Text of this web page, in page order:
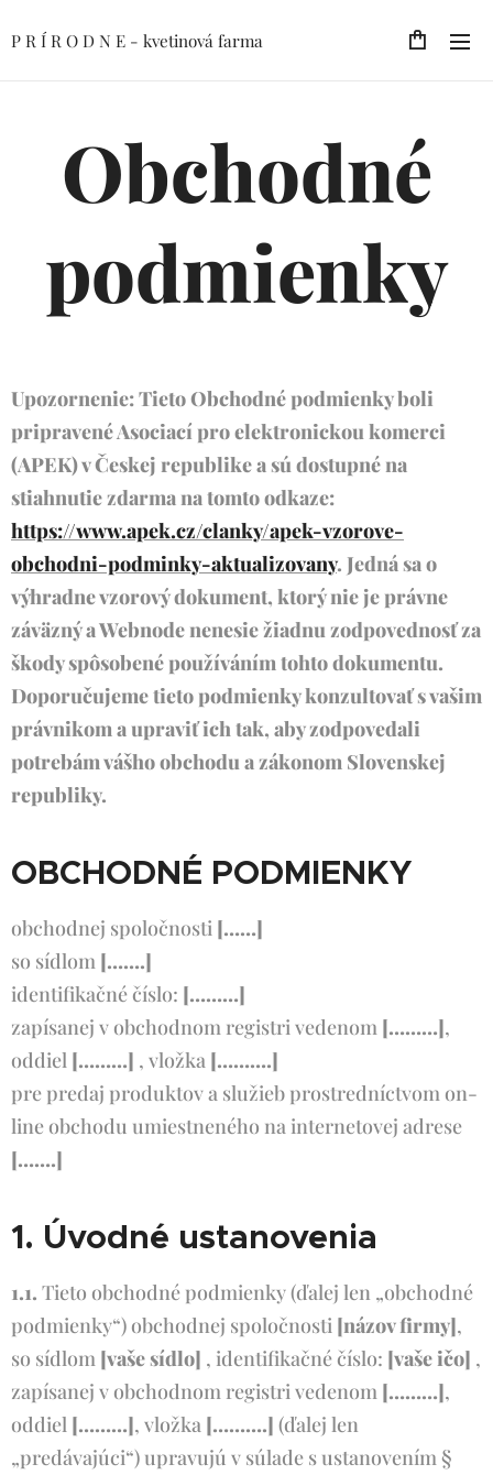
P R Í R O D N E - kvetinová farma
Obchodné
podmienky
Upozornenie: Tieto Obchodné podmienky boli
pripravené Asociací pro elektronickou komerci
(APEK) v Českej republike a sú dostupné na
stiahnutie zdarma na tomto odkaze:
https://www.apek.cz/clanky/apek-vzorove-
obchodni-podminky-aktualizovany. Jedná sa o
výhradne vzorový dokument, ktorý nie je právne
záväzný a Webnode nenesie žiadnu zodpovednosť za
škody spôsobené používáním tohto dokumentu.
Doporučujeme tieto podmienky konzultovať s vašim
právnikom a upraviť ich tak, aby zodpovedali
potrebám vášho obchodu a zákonom Slovenskej
republiky.
OBCHODNÉ PODMIENKY
obchodnej spoločnosti [……]
so sídlom […….]
identifikačné číslo: [………]
zapísanej v obchodnom registri vedenom [………],
oddiel [………] , vložka [……….]
pre predaj produktov a služieb prostredníctvom on-
line obchodu umiestneného na internetovej adrese
[…….]
1. Úvodné ustanovenia
1.1. Tieto obchodné podmienky (ďalej len „obchodné
podmienky“) obchodnej spoločnosti [názov firmy],
so sídlom [vaše sídlo] , identifikačné číslo: [vaše ičo] ,
zapísanej v obchodnom registri vedenom [………],
oddiel [………], vložka [……….] (ďalej len
„predávajúci“) upravujú v súlade s ustanovením §